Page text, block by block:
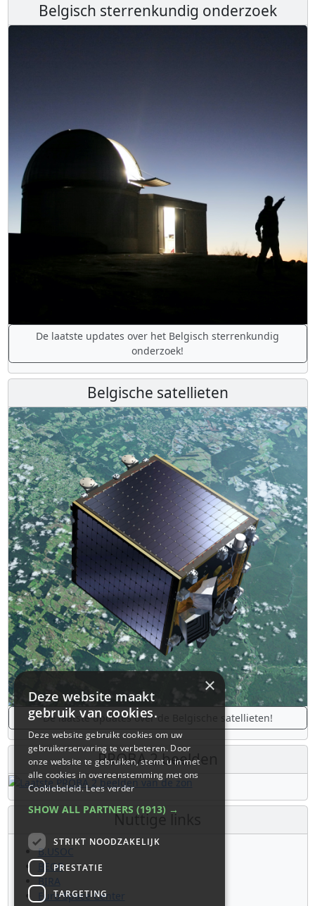
Belgisch sterrenkundig onderzoek
De laatste updates over het Belgisch sterrenkundig
onderzoek!
Belgische satellieten
De laatste updates over de Belgische satellieten!
PROBA 2 beelden
Nuttige links
B.USOC
BEOP
BIRA
Euro Space Center
×
Deze website maakt
gebruik van cookies.
Deze website gebruikt cookies om uw
gebruikerservaring te verbeteren. Door
onze website te gebruiken, stemt u in met
alle cookies in overeenstemming met ons
Cookiebeleid.Lees verder
SHOW ALL PARTNERS (1913) →
STRIKT NOODZAKELIJK
PRESTATIE
TARGETING